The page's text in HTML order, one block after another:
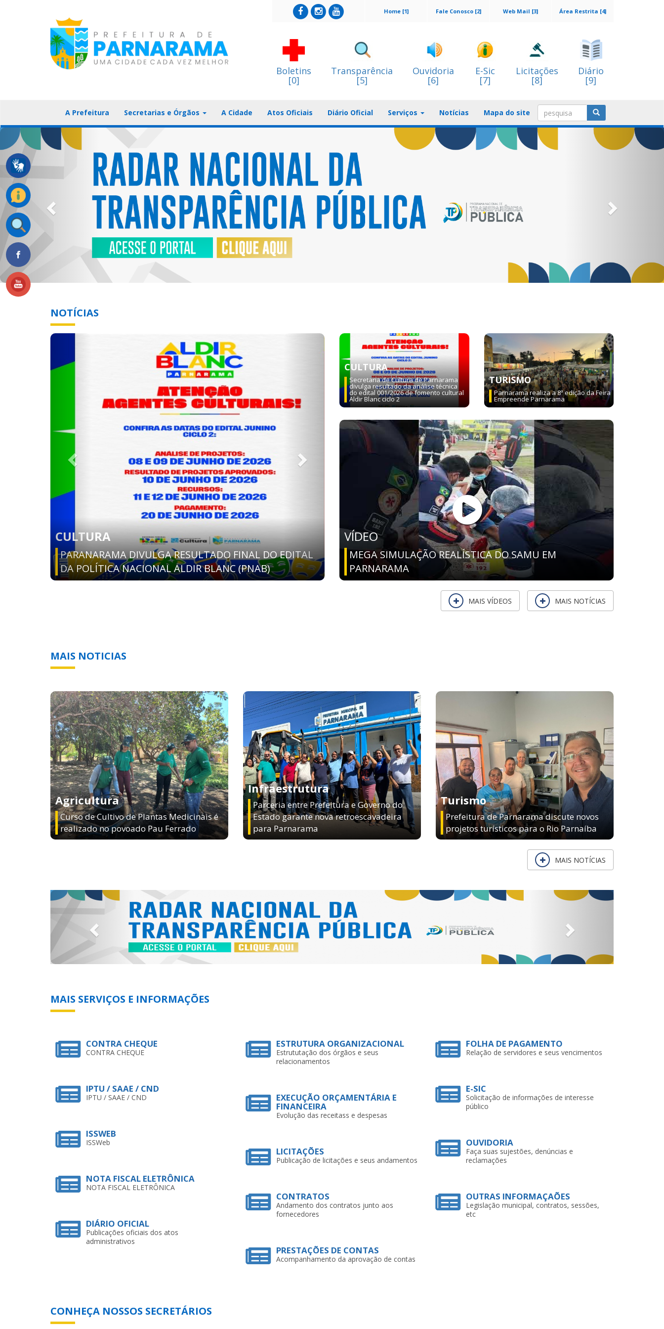
Área Restrita [4]
Web Mail [3]
Fale Conosco [2]
Home [1]
Boletins
[0]
Transparência
[5]
Ouvidoria
[6]
E-Sic
[7]
Licitações
[8]
Diário
[9]
A Prefeitura Secretarias e Órgãos A Cidade Atos Oficiais Diário Oficial Serviços Notícias Mapa do site
Previous Next
NOTÍCIAS
ASSISTÊNCIA SOCIAL
Prefeitura de Parnarama realiza o I Seminário Julho das
Pretas e fortalece políticas de valorização das mulheres
negras
Next
CULTURA
Secretaria de Cultura de Parnarama
divulga resultado da análise técnica
do edital 001/2026 de fomento cultural
Aldir Blanc ciclo 2
TURISMO
Parnarama realiza a 8ª edição da Feira
Empreende Parnarama
VÍDEO
MEGA SIMULAÇÃO REALÍSTICA DO SAMU EM
PARNARAMA
MAIS NOTÍCIAS
MAIS VÍDEOS
MAIS NOTICIAS
Agricultura
Curso de Cultivo de Plantas Medicinais é
realizado no povoado Pau Ferrado
Infraestrutura
Parceria entre Prefeitura e Governo do
Estado garante nova retroescavadeira
para Parnarama
Turismo
Prefeitura de Parnarama discute novos
projetos turísticos para o Rio Parnaíba
MAIS NOTÍCIAS
Previous Next
MAIS SERVIÇOS E INFORMAÇÕES
CONTRA CHEQUE
CONTRA CHEQUE
IPTU / SAAE / CND
IPTU / SAAE / CND
ISSWEB
ISSWeb
NOTA FISCAL ELETRÔNICA
NOTA FISCAL ELETRÔNICA
DIÁRIO OFICIAL
Publicações oficiais dos atos
administrativos
ESTRUTURA ORGANIZACIONAL
Estrututação dos órgãos e seus
relacionamentos
EXECUÇÃO ORÇAMENTÁRIA E
FINANCEIRA
Evolução das receitass e despesas
LICITAÇÕES
Publicação de licitações e seus andamentos
CONTRATOS
Andamento dos contratos junto aos
fornecedores
PRESTAÇÕES DE CONTAS
Acompanhamento da aprovação de contas
FOLHA DE PAGAMENTO
Relação de servidores e seus vencimentos
E-SIC
Solicitação de informações de interesse
público
OUVIDORIA
Faça suas sujestões, denúncias e
reclamações
OUTRAS INFORMAÇAÕES
Legislação municipal, contratos, sessões,
etc
CONHEÇA NOSSOS SECRETÁRIOS